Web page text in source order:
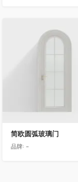
简欧圆弧玻璃门
品牌: -